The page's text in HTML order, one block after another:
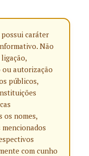
caráter
Não
autorização
públicos,
os nomes,
com cunho